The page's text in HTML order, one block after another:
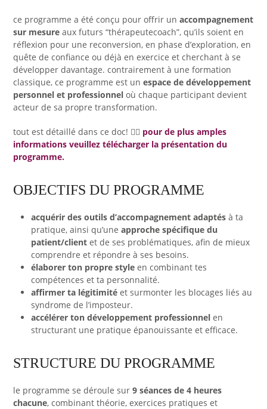
ce programme a été conçu pour offrir unaccompagnement
sur mesure aux futurs “thérapeutecoach”, qu’ils soient en
réflexion pour une reconversion, en phase d’exploration, en
quête de confiance ou déjà en exercice et cherchant à se
développer davantage. contrairement à une formation
classique, ce programme est unespace de développement
personnel et professionnel où chaque participant devient
acteur de sa propre transformation.
tout est détaillé dans ce doc! 👉🏻 pour de plus amples
informations veuillez télécharger la présentation du
programme.
OBJECTIFS DU PROGRAMME
acquérir des outils d’accompagnement adaptés à ta
pratique, ainsi qu’uneapproche spécifique du
patient/client et de ses problématiques, afin de mieux
comprendre et répondre à ses besoins.
élaborer ton propre style en combinant tes
compétences et ta personnalité.
affirmer ta légitimité et surmonter les blocages liés au
syndrome de l’imposteur.
accélérer ton développement professionnel en
structurant une pratique épanouissante et efficace.
STRUCTURE DU PROGRAMME
le programme se déroule sur9 séances de 4 heures
chacune, combinant théorie, exercices pratiques et